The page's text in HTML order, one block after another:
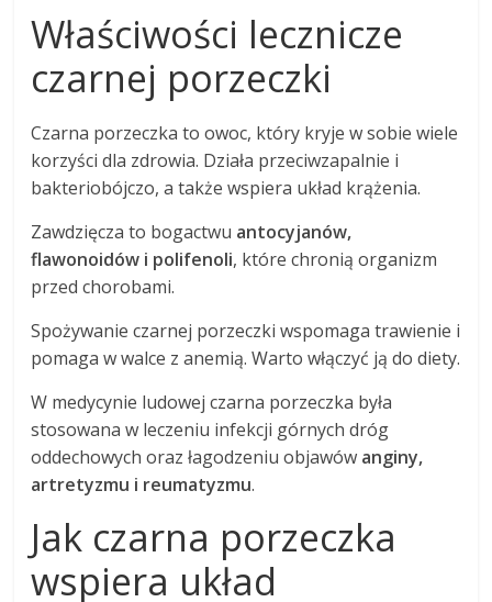
Właściwości lecznicze
czarnej porzeczki
Czarna porzeczka to owoc, który kryje w sobie wiele
korzyści dla zdrowia. Działa przeciwzapalnie i
bakteriobójczo, a także wspiera układ krążenia.
Zawdzięcza to bogactwu antocyjanów,
flawonoidów i polifenoli, które chronią organizm
przed chorobami.
Spożywanie czarnej porzeczki wspomaga trawienie i
pomaga w walce z anemią. Warto włączyć ją do diety.
W medycynie ludowej czarna porzeczka była
stosowana w leczeniu infekcji górnych dróg
oddechowych oraz łagodzeniu objawów anginy,
artretyzmu i reumatyzmu.
Jak czarna porzeczka
wspiera układ